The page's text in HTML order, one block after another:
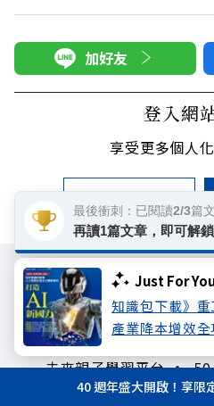
Just For
知識包下載》重
產業降本增效全
加好友
登入網
享受更多個人
會員登入
遠見雜誌
未來親子學習平台
40 週年盛大開啟！享限
最後衝刺：已閱讀2/3篇
再讀1篇文章，即可解鎖